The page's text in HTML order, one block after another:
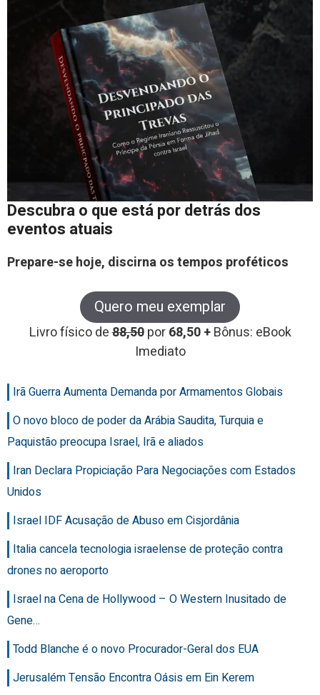
Descubra o que está por detrás dos
eventos atuais
Prepare-se hoje, discirna os tempos proféticos
Quero meu exemplar
Livro físico de88,50 por68,50 +Bônus: eBook
Imediato
Irã Guerra Aumenta Demanda por Armamentos Globais
O novo bloco de poder da Arábia Saudita, Turquia e
Paquistão preocupa Israel, Irã e aliados
Iran Declara Propiciação Para Negociações com Estados
Unidos
Israel IDF Acusação de Abuso em Cisjordânia
Italia cancela tecnologia israelense de proteção contra
drones no aeroporto
Israel na Cena de Hollywood – O Western Inusitado de
Gene…
Todd Blanche é o novo Procurador-Geral dos EUA
Jerusalém Tensão Encontra Oásis em Ein Kerem